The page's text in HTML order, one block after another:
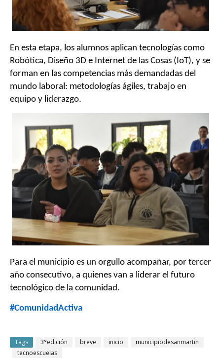
En esta etapa, los alumnos aplican tecnologías como
Robótica, Diseño 3D e Internet de las Cosas (IoT), y se
forman en las competencias más demandadas del
mundo laboral: metodologías ágiles, trabajo en
equipo y liderazgo.
Para el municipio es un orgullo acompañar, por tercer
año consecutivo, a quienes van a liderar el futuro
tecnológico de la comunidad.
#ComunidadActiva
Tags 3°edición breve inicio
municipiodesanmartin
tecnoescuelas